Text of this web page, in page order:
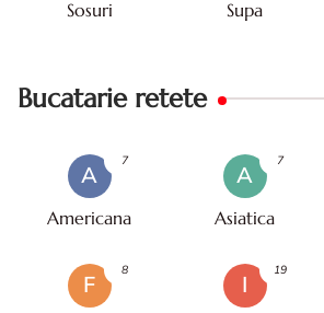
Sosuri Supa
Bucatarie retete
A
Americana
7
A
Asiatica
7
F
8
I
19